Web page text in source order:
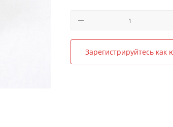
Зарегистрируйтесь